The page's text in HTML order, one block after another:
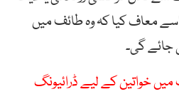
معاف کیا کہ وہ طائف میں
جائے گی۔
خواتین کے لیے ڈرائیونگ